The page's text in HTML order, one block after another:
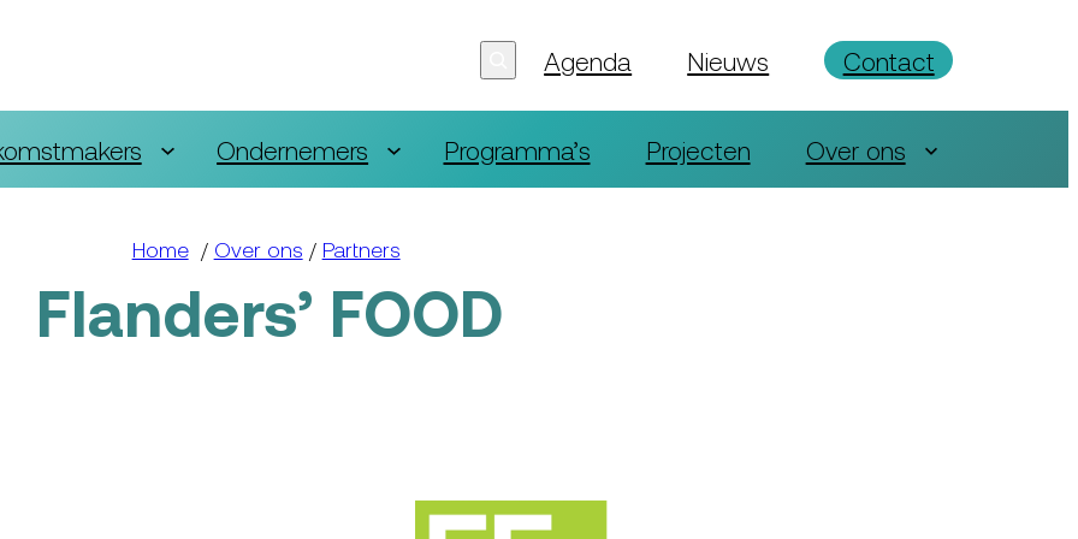
Agenda Nieuws Contact
Ondernemers Programma’s Projecten Over ons
Home/ Over ons / Partners
Flanders’ FOOD